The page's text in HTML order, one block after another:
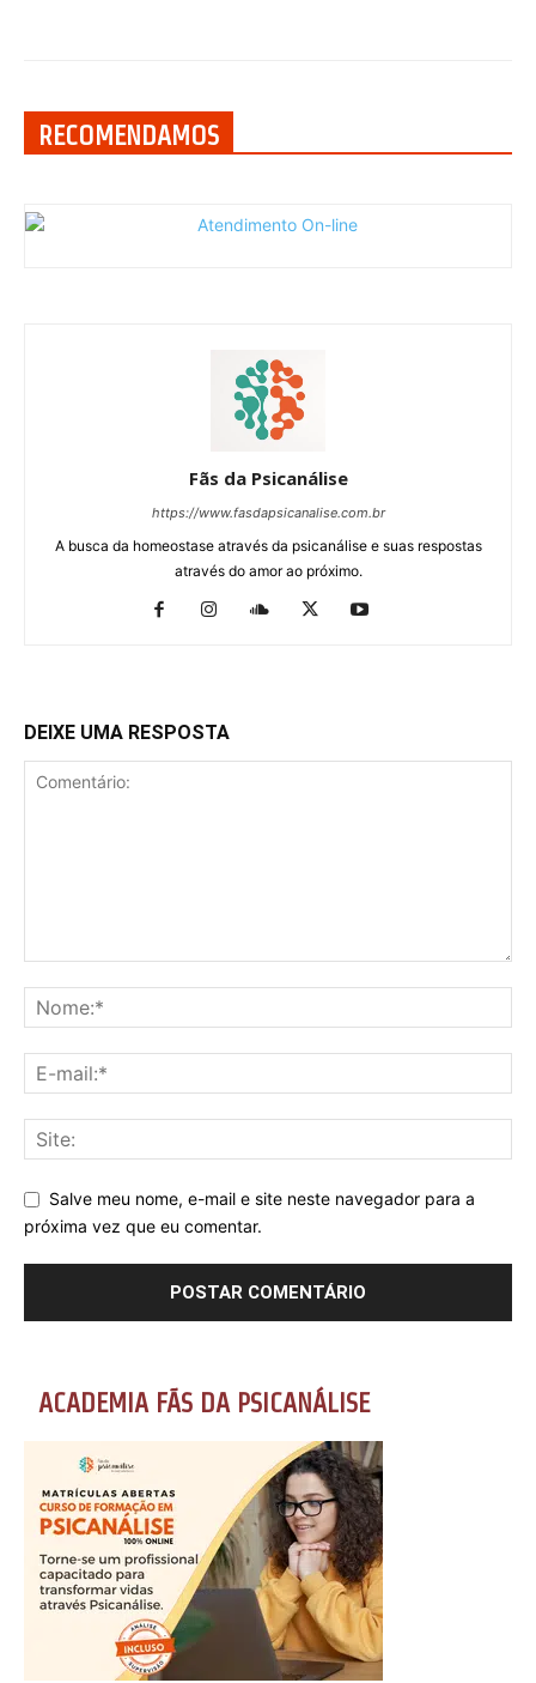
RECOMENDAMOS
Fãs da Psicanálise
https://www.fasdapsicanalise.com.br
A busca da homeostase através da psicanálise e suas respostas
através do amor ao próximo.
DEIXE UMA RESPOSTA
Salve meu nome, e-mail e site neste navegador para a
próxima vez que eu comentar.
ACADEMIA FÃS DA PSICANÁLISE